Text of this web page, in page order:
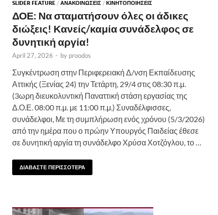
SLIDER FEATURE / ΑΝΑΚΟΙΝΩΣΕΙΣ / ΚΙΝΗΤΟΠΟΙΗΣΕΙΣ
ΔΟΕ: Να σταματήσουν όλες οι άδικες
διώξεις! Κανείς/καμία συνάδελφος σε
δυνητική αργία!
April 27, 2026 - by proodos
Συγκέντρωση στην Περιφερειακή Δ/νση Εκπαίδευσης
Αττικής (Ξενίας 24) την Τετάρτη, 29/4 στις 08:30 π.μ.
(3ωρη διευκολυντική Παναττική στάση εργασίας της
Δ.Ο.Ε. 08:00 π.μ. με 11:00 π.μ.) Συναδέλφισσες,
συνάδελφοι, Με τη συμπλήρωση ενός χρόνου (5/3/2026)
από την ημέρα που ο πρώην Υπουργός Παιδείας έθεσε
σε δυνητική αργία τη συνάδελφο Χρύσα Χοτζόγλου, το …
ΔΙΑΒΑΣΤΕ ΠΕΡΙΣΣΟΤΕΡΑ